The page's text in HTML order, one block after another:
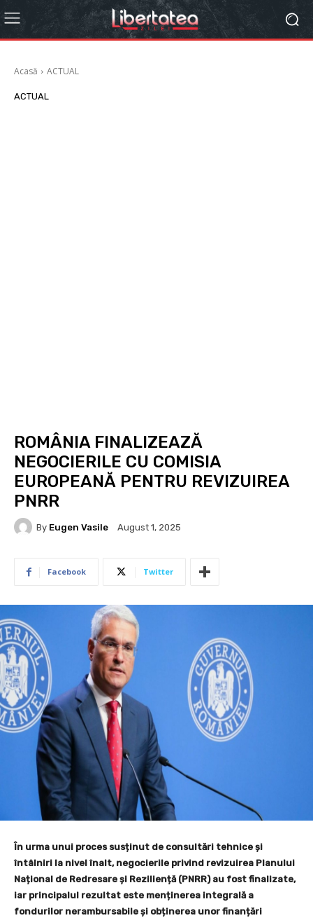
Acasă ACTUAL
ACTUAL
ROMÂNIA FINALIZEAZĂ
NEGOCIERILE CU COMISIA
EUROPEANĂ PENTRU REVIZUIREA
PNRR
By Eugen Vasile August 1, 2025
Facebook Twitter
În urma unui proces susținut de consultări tehnice și
întâlniri la nivel înalt, negocierile privind revizuirea Planului
Național de Redresare și Reziliență (PNRR) au fost finalizate,
iar principalul rezultat este menținerea integrală a
fondurilor nerambursabile și obținerea unor finanțări